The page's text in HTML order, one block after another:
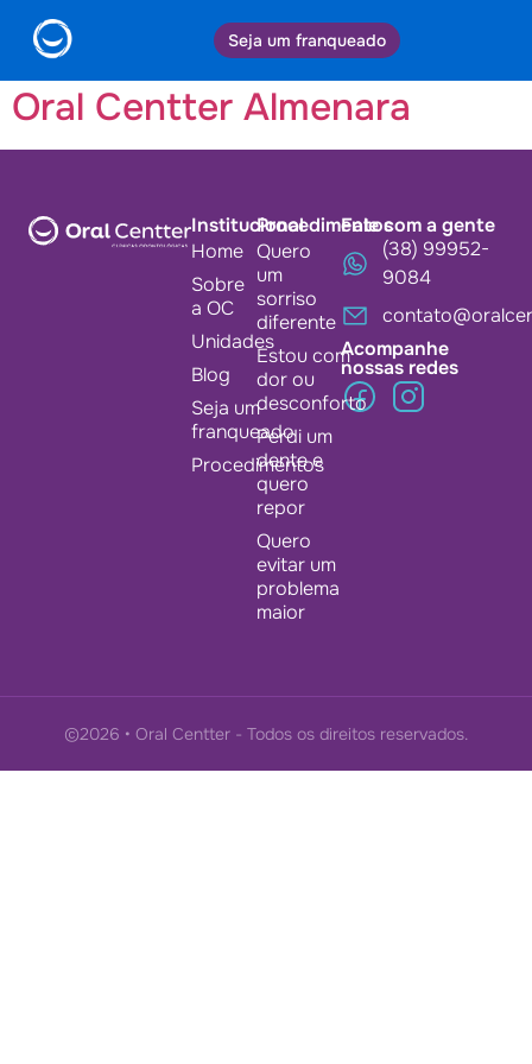
Seja um franqueado
Cidade: Almenara
Oral Centter Almenara
Institucional
Home
Sobre
a OC
Unidades
Blog
Seja um
franqueado
Procedimentos
Procedimentos
Quero
um
sorriso
diferente
Estou com
dor ou
desconforto
Perdi um
dente e
quero
repor
Quero
evitar um
problema
maior
Fale com a gente
(38) 99952-
9084
Acompanhe
nossas redes
©2026 • Oral Centter - Todos os direitos reservados.